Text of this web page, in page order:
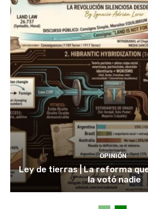
OPINIÓN
Ley de tierras | La reforma
la votó nadie